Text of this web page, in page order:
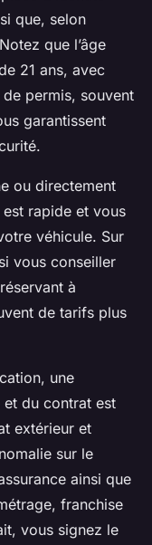
que, selon
que l’âge
21 ans, avec
permis, souvent
garantissent
ou directement
rapide et vous
véhicule. Sur
vous conseiller
à
de tarifs plus
une
du contrat est
extérieur et
sur le
ainsi que
franchise
vous signez le